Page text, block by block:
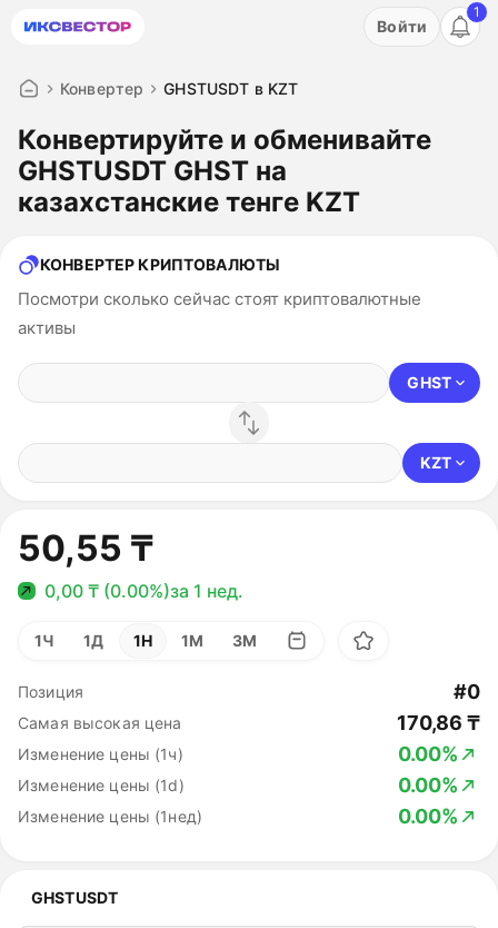
Акция: бесплатный пробный период на 3 дня!
Войти
1
Конвертер GHSTUSDT в KZT
Конвертируйте и обменивайте
GHSTUSDT GHST на
казахстанские тенге KZT
КОНВЕРТЕР КРИПТОВАЛЮТЫ
Посмотри сколько сейчас стоят криптовалютные
активы
GHST
KZT
50,55 ₸
0,00 ₸ (0.00%)за 1 нед.
1Ч 1Д 1Н 1М 3М
Позиция #0
Самая высокая цена 170,86 ₸
Изменение цены (1ч) 0.00%
Изменение цены (1d) 0.00%
Изменение цены (1нед) 0.00%
GHSTUSDT